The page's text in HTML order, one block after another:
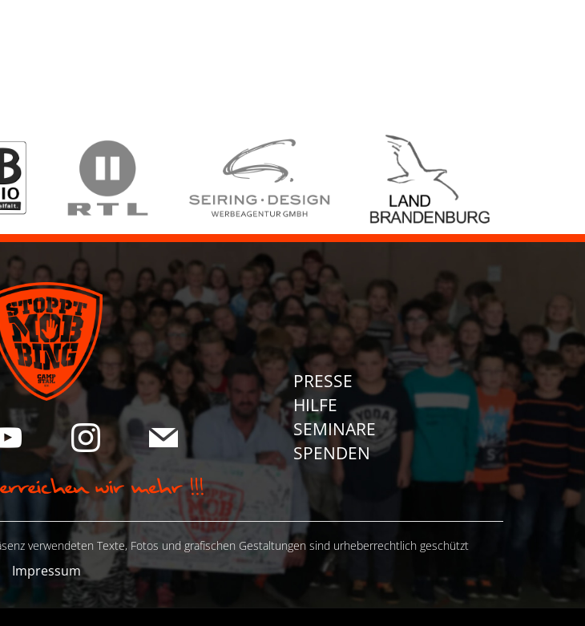
PRESSE
HILFE
SEMINARE
SPENDEN
verwendeten Texte, Fotos und grafischen Gestaltungen sind urheberrechtlich geschützt
Impressum